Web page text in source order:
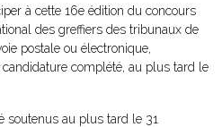
à cette 16e édition du concours
des greffiers des tribunaux de
postale ou électronique,
complété, au plus tard le
soutenus au plus tard le 31